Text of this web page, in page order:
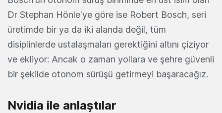
Dr Stephan Hönle'ye göre ise Robert Bosch, seri
üretimde bir ya da iki alanda değil, tüm
disiplinlerde ustalaşmaları gerektiğini altını çiziyor
ve ekliyor: Ancak o zaman yollara ve şehre güvenli
bir şekilde otonom sürüşü getirmeyi başaracağız.
Nvidia ile anlaştılar